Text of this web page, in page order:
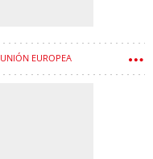
UNIÓN EUROPEA